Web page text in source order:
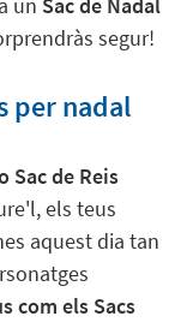
un Sac de Nadal
segur!
per nadal
Sac de Reis
els teus
aquest dia tan
com els Sacs